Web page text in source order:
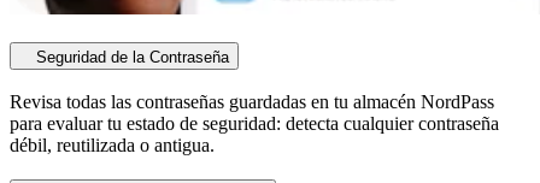
Seguridad de la Contraseña
Revisa todas las contraseñas guardadas en tu almacén NordPass
para evaluar tu estado de seguridad: detecta cualquier contraseña
débil, reutilizada o antigua.